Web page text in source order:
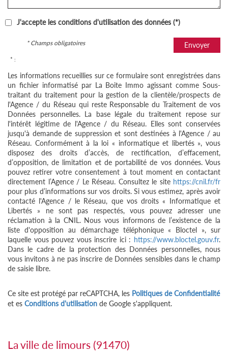
J'accepte les conditions d'utilisation des données (*)
Envoyer
* Champs obligatoires
* :
Les informations recueillies sur ce formulaire sont enregistrées dans
un fichier informatisé par La Boite Immo agissant comme Sous-
traitant du traitement pour la gestion de la clientèle/prospects de
l'Agence / du Réseau qui reste Responsable du Traitement de vos
Données personnelles. La base légale du traitement repose sur
l'intérêt légitime de l'Agence / du Réseau. Elles sont conservées
jusqu'à demande de suppression et sont destinées à l'Agence / au
Réseau. Conformément à la loi « informatique et libertés », vous
disposez des droits d’accès, de rectification, d’effacement,
d’opposition, de limitation et de portabilité de vos données. Vous
pouvez retirer votre consentement à tout moment en contactant
directement l’Agence / Le Réseau. Consultez le site https://cnil.fr/fr
pour plus d’informations sur vos droits. Si vous estimez, après avoir
contacté l'Agence / le Réseau, que vos droits « Informatique et
Libertés » ne sont pas respectés, vous pouvez adresser une
réclamation à la CNIL. Nous vous informons de l’existence de la
liste d'opposition au démarchage téléphonique « Bloctel », sur
laquelle vous pouvez vous inscrire ici : https://www.bloctel.gouv.fr.
Dans le cadre de la protection des Données personnelles, nous
vous invitons à ne pas inscrire de Données sensibles dans le champ
de saisie libre.
Ce site est protégé par reCAPTCHA, les Politiques de Confidentialité
et es Conditions d'utilisation de Google s'appliquent.
la ville de limours (91470)